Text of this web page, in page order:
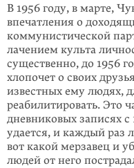
В 1956 году, в марте,
впечатления о
коммунистической
лаче­нием культа
существенно, до 1956
хлопочет о своих
известных ему людях,
реаби­литировать. Это
дневниковых записях с
удается, и каждый раз
вот какой мерзавец и
людей от него